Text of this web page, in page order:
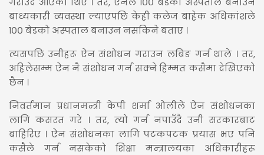
बाध्यकारी व्यवस्था ल्याएपछि केही कलेज बाहेक अधिकांशले
१०० बेडको अस्पताल बनाउन नसकिने बताए ।
त्यसपछि उनीहरू ऐन संशोधन गराउन लबिङ गर्न थाले । तर,
अहिलेसम्म ऐन नै संशोधन गर्न सक्ने हिम्मत कसैमा देखिएको
छैन ।
निवर्तमान प्रधानमन्त्री केपी शर्मा ओलीले ऐन संशोधनका
लागि कसरत गरे । तर, त्यो गर्न नपाउँदै उनी सरकारबाट
बाहिरिए । ऐन संशोधनका लागि पटकपटक प्रयास भए पनि
कसैले गर्न नसकेको शिक्षा मन्त्रालयका अधिकारीहरू